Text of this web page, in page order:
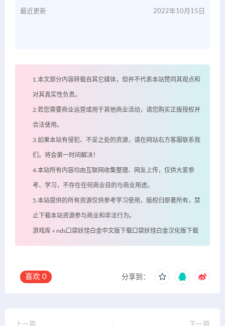
最近更新 2022年10月15日
1.本文部分内容转载自其它媒体，但并不代表本站赞同其观点和
对其真实性负责。
2.若您需要商业运营或用于其他商业活动，请您购买正版授权并
合法使用。
3.如果本站有侵犯、不妥之处的资源，请在网站右方客服联系我
们。将会第一时间解决！
4.本站所有内容均由互联网收集整理、网友上传，仅供大家参
考、学习，不存在任何商业目的与商业用途。
5.本站提供的所有资源仅供参考学习使用，版权归原著所有，禁
止下载本站资源参与商业和非法行为。
游戏库 » nds口袋妖怪白金中文版下载口袋妖怪白金汉化版下载
喜欢 0 分享到：